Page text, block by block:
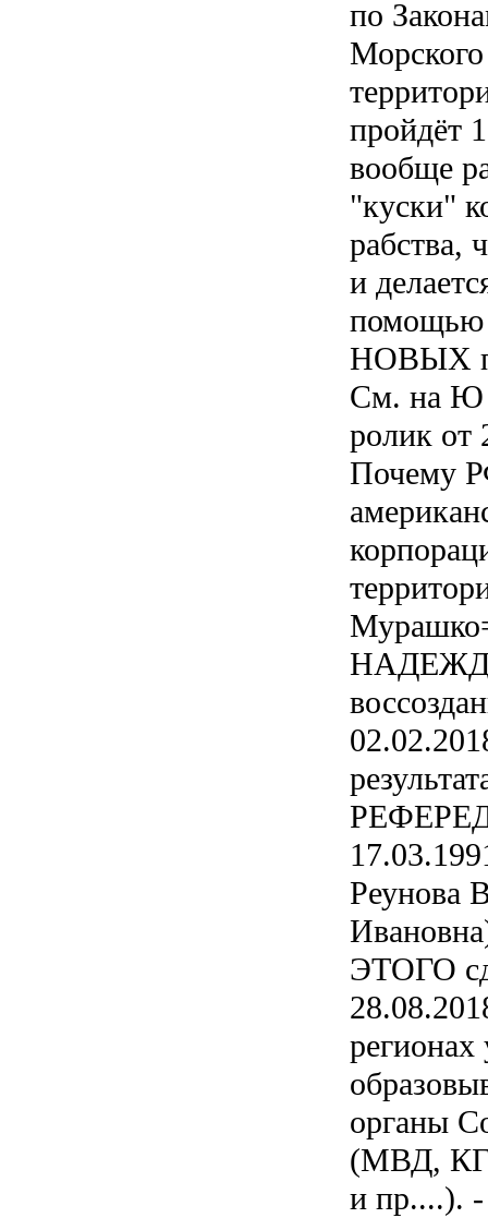
по
пройдёт
вообще
"куски"
рабства,
и
НОВЫХ
См. на Ю
ролик от
Почему
Реунова
ЭТОГО
органы
(МВД,
и пр....).